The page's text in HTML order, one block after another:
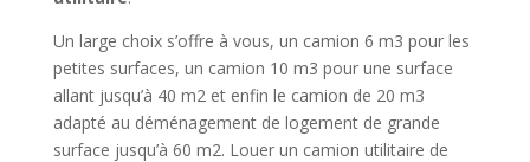
Un large choix s’offre à vous, un camion 6 m3 pour les
petites surfaces, un camion 10 m3 pour une surface
allant jusqu’à 40 m2 et enfin le camion de 20 m3
adapté au déménagement de logement de grande
surface jusqu’à 60 m2. Louer un camion utilitaire de